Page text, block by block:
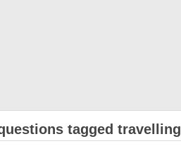
tagged travelling